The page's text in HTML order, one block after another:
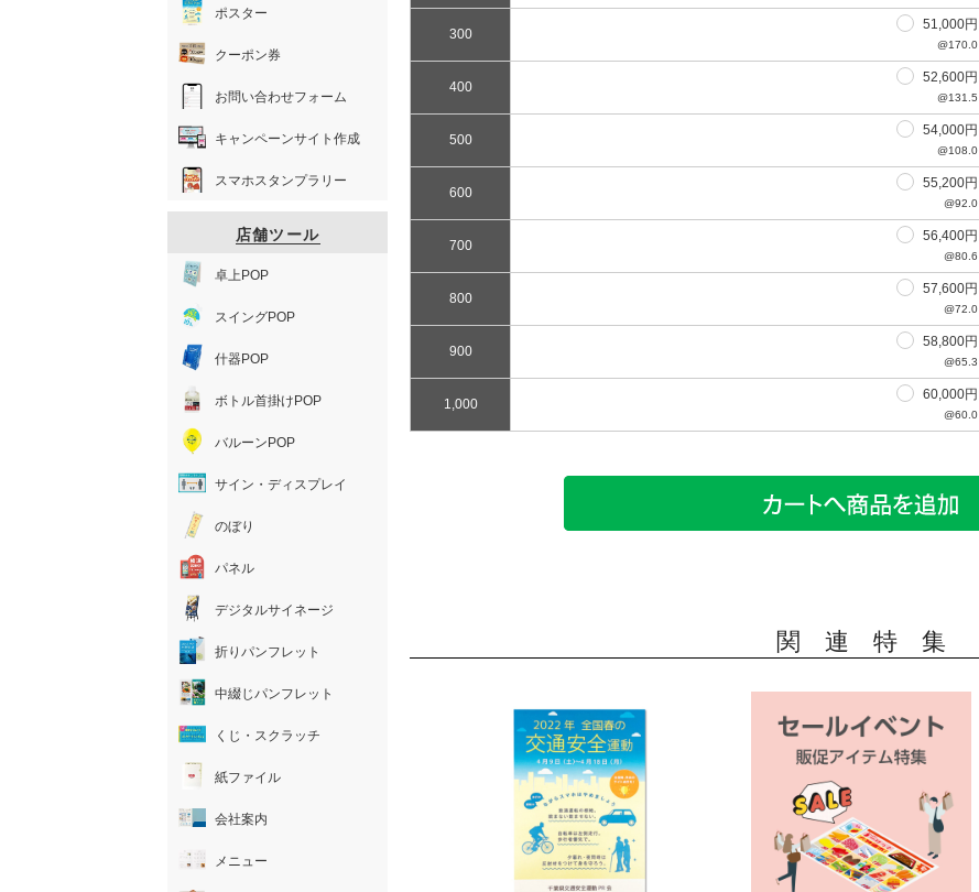
300
51,000円
@170.0
400
52,600円
@131.5
500
54,000円
@108.0
600
55,200円
@92.0
700
56,400円
@80.6
800
57,600円
@72.0
900
58,800円
@65.3
1,000
60,000円
@60.0
関 連 特 集
ポスター
クーポン券
お問い合わせフォーム
キャンペーンサイト作成
スマホスタンプラリー
店舗ツール
卓上POP
スイングPOP
什器POP
ボトル首掛けPOP
バルーンPOP
サイン・ディスプレイ
のぼり
パネル
デジタルサイネージ
折りパンフレット
中綴じパンフレット
くじ・スクラッチ
紙ファイル
会社案内
メニュー